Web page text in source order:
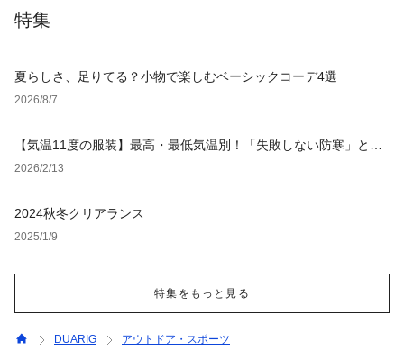
特集
夏らしさ、足りてる？小物で楽しむベーシックコーデ4選
2026/8/7
【気温11度の服装】最高・最低気温別！「失敗しない防寒」と
「オシャレ」を叶えるコーデ
2026/2/13
2024秋冬クリアランス
2025/1/9
特集をもっと見る
DUARIG
アウトドア・スポーツ